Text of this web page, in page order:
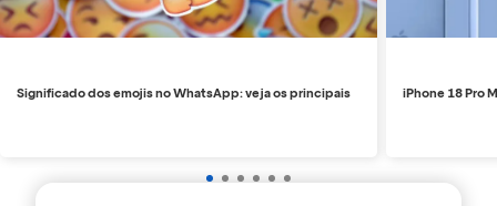
Significado dos emojis no WhatsApp: veja os principais iPhone 18 Pro